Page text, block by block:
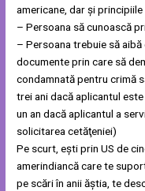
americane, dar şi
– Persoana să cunoască
– Persoana trebuie să
documente prin care să
condamnată pentru crimă
trei ani dacă aplicantul
un an dacă aplicantul a
solicitarea cetăţeniei)
Pe scurt, ești prin US de
amerindiancă care te
pe scări în anii ăștia, te